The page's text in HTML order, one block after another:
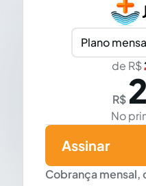
Plano
de R$
R$
No
Cobrança mensal,
Assinar